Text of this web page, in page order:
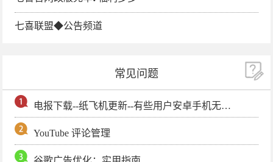
七喜联盟◆公告频道
常见问题
电报下载--纸飞机更新--有些用户安卓手机无法更新电报软件
YouTube 评论管理